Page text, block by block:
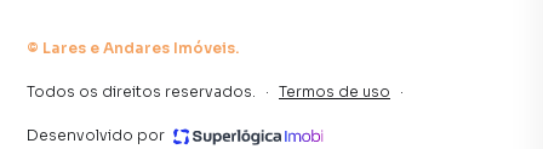
© Lares e Andares Imóveis.
Todos os direitos reservados. · Termos de uso ·
Desenvolvido por